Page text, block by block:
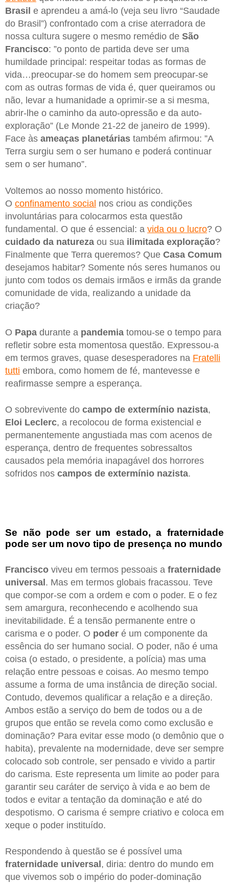
Brasil e aprendeu a amá-lo (veja seu livro “Saudade
do Brasil”) confrontado com a crise aterradora de
nossa cultura sugere o mesmo remédio de São
Francisco: ”o ponto de partida deve ser uma
humildade principal: respeitar todas as formas de
vida…preocupar-se do homem sem preocupar-se
com as outras formas de vida é, quer queiramos ou
não, levar a humanidade a oprimir-se a si mesma,
abrir-lhe o caminho da auto-opressão e da auto-
exploração” (Le Monde 21-22 de janeiro de 1999).
Face às ameaças planetárias também afirmou: ”A
Terra surgiu sem o ser humano e poderá continuar
sem o ser humano”.
Voltemos ao nosso momento histórico.
O confinamento social nos criou as condições
involuntárias para colocarmos esta questão
fundamental. O que é essencial: a vida ou o lucro? O
cuidado da natureza ou sua ilimitada exploração?
Finalmente que Terra queremos? Que Casa Comum
desejamos habitar? Somente nós seres humanos ou
junto com todos os demais irmãos e irmãs da grande
comunidade de vida, realizando a unidade da
criação?
O Papa durante a pandemia tomou-se o tempo para
refletir sobre esta momentosa questão. Expressou-a
em termos graves, quase desesperadores na Fratelli
tutti embora, como homem de fé, mantevesse e
reafirmasse sempre a esperança.
O sobrevivente do campo de extermínio nazista,
Eloi Leclerc, a recolocou de forma existencial e
permanentemente angustiada mas com acenos de
esperança, dentro de frequentes sobressaltos
causados pela memória inapagável dos horrores
sofridos nos campos de extermínio nazista.
Se não pode ser um estado, a fraternidade
pode ser um novo tipo de presença no mundo
Francisco viveu em termos pessoais a fraternidade
universal. Mas em termos globais fracassou. Teve
que compor-se com a ordem e com o poder. E o fez
sem amargura, reconhecendo e acolhendo sua
inevitabilidade. É a tensão permanente entre o
carisma e o poder. O poder é um componente da
essência do ser humano social. O poder, não é uma
coisa (o estado, o presidente, a polícia) mas uma
relação entre pessoas e coisas. Ao mesmo tempo
assume a forma de uma instância de direção social.
Contudo, devemos qualificar a relação e a direção.
Ambos estão a serviço do bem de todos ou a de
grupos que então se revela como como exclusão e
dominação? Para evitar esse modo (o demônio que o
habita), prevalente na modernidade, deve ser sempre
colocado sob controle, ser pensado e vivido a partir
do carisma. Este representa um limite ao poder para
garantir seu caráter de serviço à vida e ao bem de
todos e evitar a tentação da dominação e até do
despotismo. O carisma é sempre criativo e coloca em
xeque o poder instituído.
Respondendo à questão se é possível uma
fraternidade universal , diria: dentro do mundo em
que vivemos sob o império do poder-dominação